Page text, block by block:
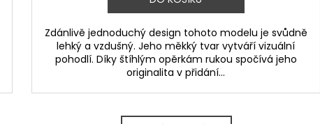
Zdánlivě jednoduchý design tohoto modelu je svůdně
lehký a vzdušný. Jeho měkký tvar vytváří vizuální
pohodlí. Díky štíhlým opěrkám rukou spočívá jeho
originalita v přidání...